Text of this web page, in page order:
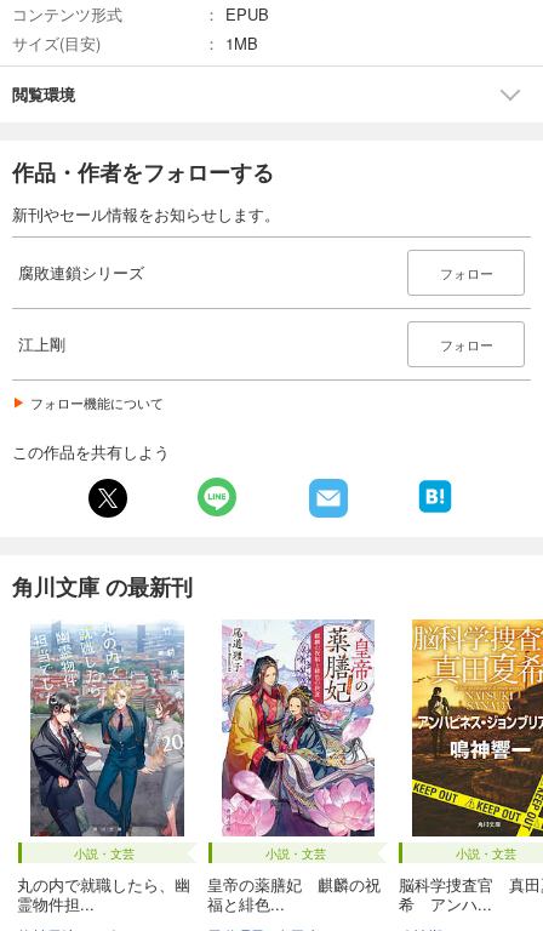
コンテンツ形式
EPUB
サイズ(目安)
1MB
閲覧環境
作品・作者をフォローする
新刊やセール情報をお知らせします。
腐敗連鎖シリーズ フォロー
江上剛 フォロー
フォロー機能について
この作品を共有しよう
角川文庫 の最新刊
小説・文芸
丸の内で就職したら、幽
霊物件担...
小説・文芸
皇帝の薬膳妃 麒麟の祝
福と緋色...
小説・文芸
脳科学捜査官 真田
希 アンハ...